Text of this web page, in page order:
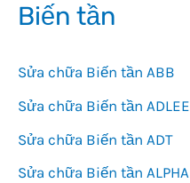
Biến tần
Sửa chữa Biến tần ABB
Sửa chữa Biến tần ADLEE
Sửa chữa Biến tần ADT
Sửa chữa Biến tần ALPHA